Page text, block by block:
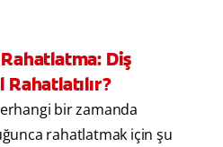
Diş
Rahatlatılır?
bir zamanda
rahatlatmak için şu